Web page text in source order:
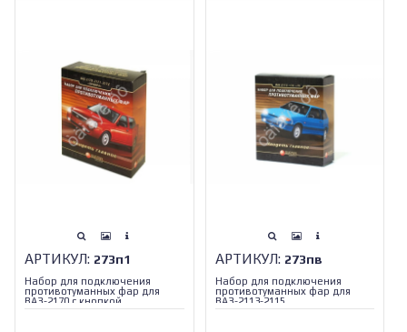
АРТИКУЛ: 273п1
Набор для подключения
противотуманных фар для
ВАЗ-2170 с кнопкой
АРТИКУЛ: 273пв
Набор для подключения
противотуманных фар для
ВАЗ-2113-2115